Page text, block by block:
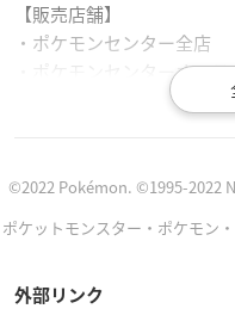
【販売店舗】
・ポケモンセンター全店
・ポケモンセンターオン
・Amazon.co.jp「ポケモ
10月22日（土）、本を
ゲンガーのシルエットを
©2022 Pokémon. ©1995-2022
ポケットモンスター・ポケモン
外部リンク